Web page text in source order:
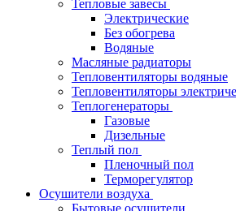
Тепловые завесы
Электрические
Без обогрева
Водяные
Масляные радиаторы
Тепловентиляторы водяные
Тепловентиляторы
Теплогенераторы
Газовые
Дизельные
Теплый пол
Пленочный пол
Терморегулятор
Осушители воздуха
Бытовые осушители